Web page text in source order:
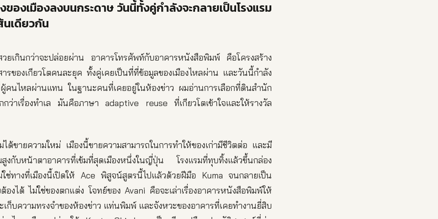
องเมืองลงบนกระดาษ วันนี้ทั้งคู่กำลังจะกลายเป็นโรงแรม
เดียวกัน
ยเกินกว่าจะปล่อยผ่าน อาคารโทรศัพท์กับอาคารหนังสือพิมพ์ คือโครงสร้าง
รของเกียวโตคนละยุค ทั้งคู่เคยเป็นที่ที่ข้อมูลของเมืองไหลผ่าน และวันนี้กำลัง
คนไหลผ่านแทน ในฐานะคนที่เคยอยู่ในห้องข่าว ผมอ่านการเลือกที่ดินสำนัก
กว่าเรื่องทำเล มันคือภาษา adaptive reuse ที่เกียวโตเข้าใจและให้รางวัล
ม่ได้ขายความใหม่ เมืองนี้ขายความสามารถในการทำให้ของเก่ามีชีวิตต่อ และมี
งกับหน้าตาอาคารที่เข้มที่สุดเมืองหนึ่งในญี่ปุ่น โรงแรมที่ทุบทิ้งแล้วขึ้นกล่อง
ใช่ทางที่เมืองนี้เปิดให้ Ace พิสูจน์สูตรนี้ไปแล้วด้วยฝีมือ Kuma จนกลายเป็น
งได้ ไม่ใช่ของตกแต่ง โจทย์ของ Avani คือจะเล่าเรื่องอาคารหนังสือพิมพ์ให้
ก็บความทรงจำของห้องข่าว แท่นพิมพ์ และจังหวะของอาคารที่เคยทำงานยี่สิบ